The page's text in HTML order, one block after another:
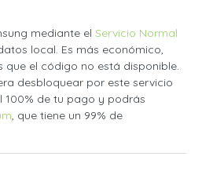
mediante el Servicio Normal
local. Es más económico,
que el código no está disponible.
desbloquear por este servicio
100% de tu pago y podrás
, que tiene un 99% de